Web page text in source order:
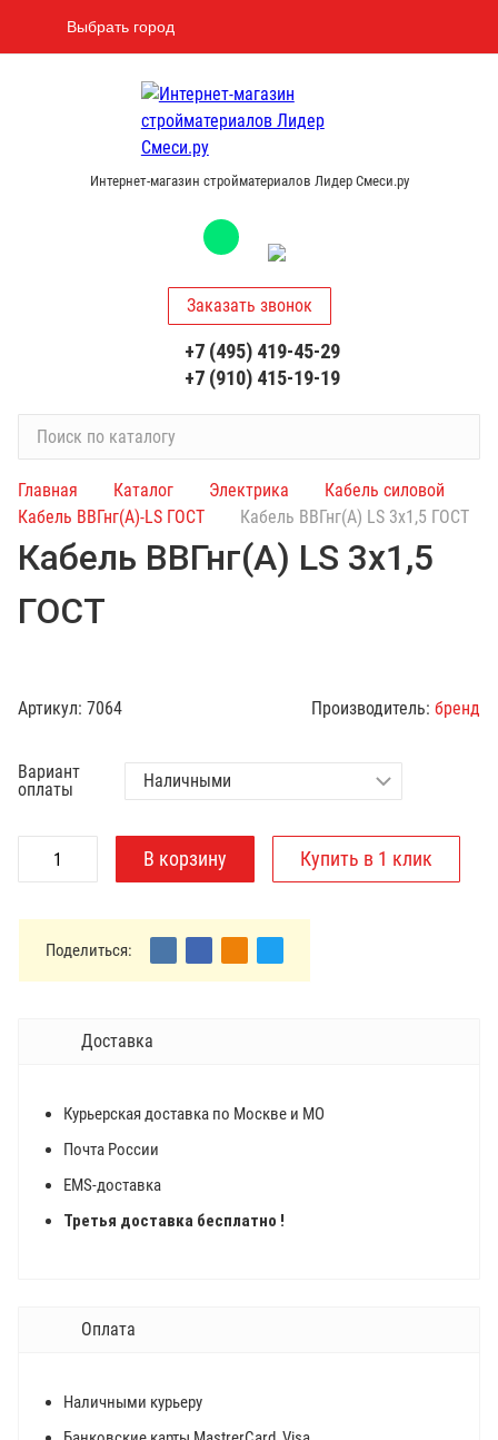
Выбрать город
Интернет-магазин стройматериалов Лидер Смеси.ру
и
с
п
л
г
у
Заказать звонок
+7 (495) 419-45-29
+7 (910) 415-19-19
Главная Каталог Электрика
Кабель силовой
Кабель ВВГнг(А)-LS ГОСТ
Кабель ВВГнг(А) LS 3х1,5 ГОСТ
Кабель ВВГнг(А) LS 3х1,5
ГОСТ
Артикул: 7064 Производитель: бренд
Вариант
оплаты
Поделиться:
Доставка
Курьерская доставка по Москве и МО
Почта России
EMS-доставка
Третья доставка бесплатно !
Оплата
Наличными курьеру